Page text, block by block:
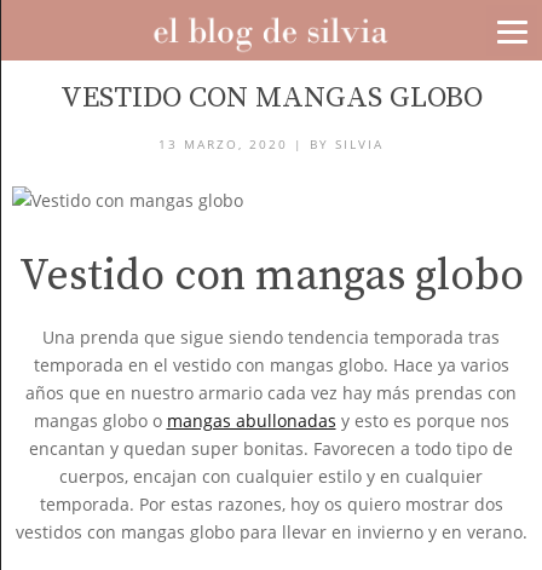
LOOKS
VESTIDO CON MANGAS GLOBO
13 MARZO, 2020 | BY SILVIA
Vestido con mangas globo
Una prenda que sigue siendo tendencia temporada tras
temporada en el vestido con mangas globo. Hace ya varios
años que en nuestro armario cada vez hay más prendas con
mangas globo o mangas abullonadas y esto es porque nos
encantan y quedan super bonitas. Favorecen a todo tipo de
cuerpos, encajan con cualquier estilo y en cualquier
temporada. Por estas razones, hoy os quiero mostrar dos
vestidos con mangas globo para llevar en invierno y en verano.